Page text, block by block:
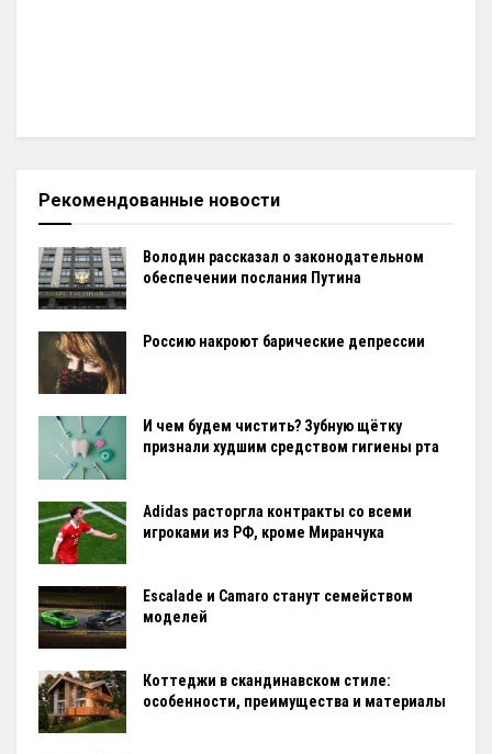
Рекомендованные новости
Володин рассказал о законодательном
обеспечении послания Путина
Россию накроют барические депрессии
И чем будем чистить? Зубную щётку
признали худшим средством гигиены рта
Adidas расторгла контракты со всеми
игроками из РФ, кроме Миранчука
Escalade и Camaro станут семейством
моделей
Коттеджи в скандинавском стиле:
особенности, преимущества и материалы